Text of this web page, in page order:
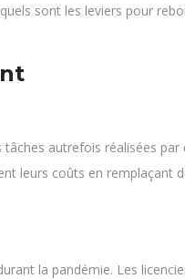
sont les leviers pour
autrefois réalisées
leurs coûts en remplaçant
la pandémie. Les